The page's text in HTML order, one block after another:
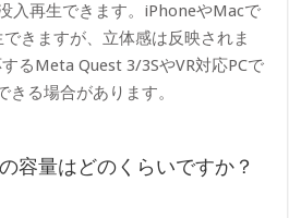
入再生できます。iPhoneやMacで
きますが、立体感は反映されま
るMeta Quest 3/3SやVR対応PCで
きる場合があります。
容量はどのくらいですか？